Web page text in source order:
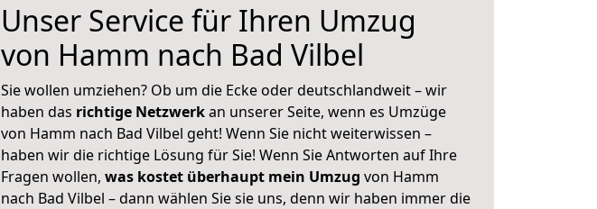
Unser Service für Ihren Umzug
von Hamm nach Bad Vilbel
Sie wollen umziehen? Ob um die Ecke oder deutschlandweit – wir
haben das richtige Netzwerkan unserer Seite, wenn es Umzüge
von Hamm nach Bad Vilbel geht! Wenn Sie nicht weiterwissen –
haben wir die richtige Lösung für Sie! Wenn Sie Antworten auf Ihre
Fragen wollen, was kostet überhaupt mein Umzug von Hamm
nach Bad Vilbel – dann wählen Sie sie uns, denn wir haben immer die